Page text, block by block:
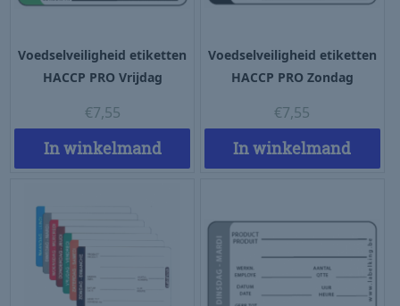
Voedselveiligheid etiketten
HACCP PRO Vrijdag
€7,55
In winkelmand
Voedselveiligheid etiketten
HACCP PRO Zondag
€7,55
In winkelmand